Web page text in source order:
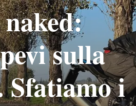
sulla
Sfatiamo i